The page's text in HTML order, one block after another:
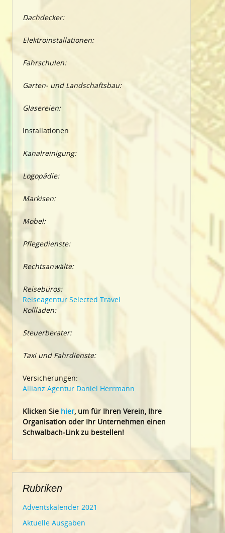
Dachdecker:
Elektroinstallationen:
Fahrschulen:
Garten- und Landschaftsbau:
Glasereien:
Installationen:
Kanalreinigung:
Logopädie:
Markisen:
Möbel:
Pflegedienste:
Rechtsanwälte:
Reisebüros:
Reiseagentur Selected Travel
Rollläden:
Steuerberater:
Taxi und Fahrdienste:
Versicherungen:
Allianz Agentur Daniel Herrmann
Klicken Sie hier, um für Ihren Verein, Ihre
Organisation oder Ihr Unternehmen einen
Schwalbach-Link zu bestellen!
Rubriken
Adventskalender 2021
Aktuelle Ausgaben